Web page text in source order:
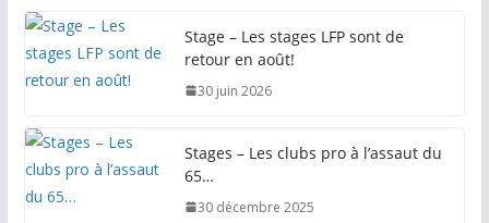
Stage – Les stages LFP sont de
retour en août!
30 juin 2026
Stages – Les clubs pro à l’assaut du
65…
30 décembre 2025